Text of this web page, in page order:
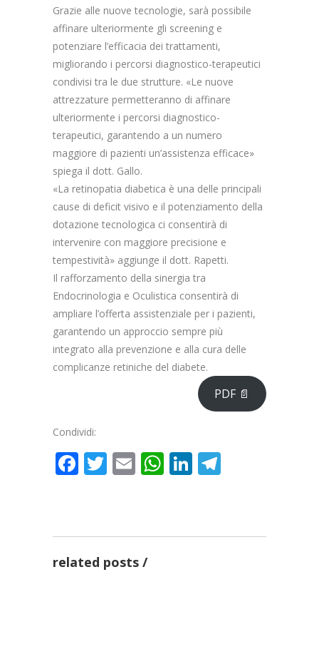
Grazie alle nuove tecnologie, sarà possibile
affinare ulteriormente gli screening e
potenziare l’efficacia dei trattamenti,
migliorando i percorsi diagnostico-terapeutici
condivisi tra le due strutture. «Le nuove
attrezzature permetteranno di affinare
ulteriormente i percorsi diagnostico-
terapeutici, garantendo a un numero
maggiore di pazienti un’assistenza efficace»
spiega il dott. Gallo.
«La retinopatia diabetica è una delle principali
cause di deficit visivo e il potenziamento della
dotazione tecnologica ci consentirà di
intervenire con maggiore precisione e
tempestività» aggiunge il dott. Rapetti.
Il rafforzamento della sinergia tra
Endocrinologia e Oculistica consentirà di
ampliare l’offerta assistenziale per i pazienti,
garantendo un approccio sempre più
integrato alla prevenzione e alla cura delle
complicanze retiniche del diabete.
PDF 📄
Condividi:
Facebook
Twitter
EmailWhatsApp
LinkedIn
related posts
completato grazie ai Fondi
Al San Luigi Gonzaga
restituita la vista a un